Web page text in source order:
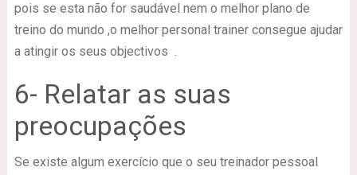
pois se esta não for saudável nem o melhor plano de
treino do mundo ,o melhor personal trainer consegue ajudar
a atingir os seus objectivos .
6- Relatar as suas
preocupações
Se existe algum exercício que o seu treinador pessoal